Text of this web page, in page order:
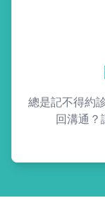
總是記不得約
回溝通？